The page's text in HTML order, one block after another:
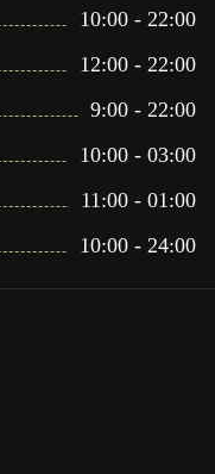
10:00 - 22:00
12:00 - 22:00
9:00 - 22:00
10:00 - 03:00
11:00 - 01:00
10:00 - 24:00